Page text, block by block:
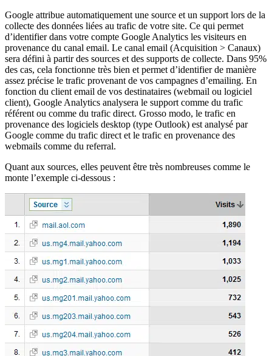
Google attribue automatiquement une source et un support lors de la
collecte des données liées au trafic de votre site. Ce qui permet
d’identifier dans votre compte Google Analytics les visiteurs en
provenance du canal email. Le canal email (Acquisition > Canaux)
sera défini à partir des sources et des supports de collecte. Dans 95%
des cas, cela fonctionne très bien et permet d’identifier de manière
assez précise le trafic provenant de vos campagnes d’emailing. En
fonction du client email de vos destinataires (webmail ou logiciel
client), Google Analytics analysera le support comme du trafic
référent ou comme du trafic direct. Grosso modo, le trafic en
provenance des logiciels desktop (type Outlook) est analysé par
Google comme du trafic direct et le trafic en provenance des
webmails comme du referral.
Quant aux sources, elles peuvent être très nombreuses comme le
monte l’exemple ci-dessous :